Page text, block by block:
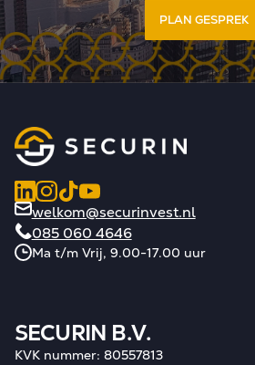
PLAN GESPREK
welkom@securinvest.nl
085 060 4646
Ma t/m Vrij, 9.00-17.00 uur
SECURIN B.V.
KVK nummer: 80557813